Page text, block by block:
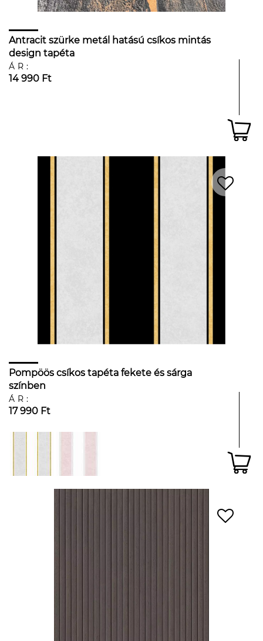
Antracit szürke metál hatású csíkos mintás
design tapéta
ÁR:
14 990 Ft
Pompöös csíkos tapéta fekete és sárga
színben
ÁR:
17 990 Ft